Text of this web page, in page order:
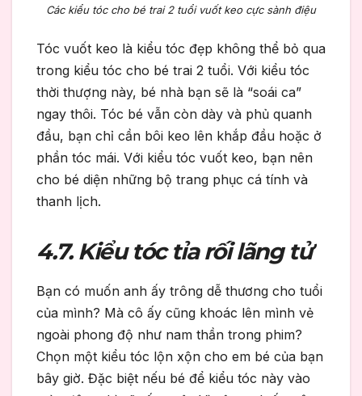
Các kiểu tóc cho bé trai 2 tuổi vuốt keo cực sành điệu
Tóc vuốt keo là kiểu tóc đẹp không thể bỏ qua
trong kiểu tóc cho bé trai 2 tuổi. Với kiểu tóc
thời thượng này, bé nhà bạn sẽ là “soái ca”
ngay thôi. Tóc bé vẫn còn dày và phủ quanh
đầu, bạn chỉ cần bôi keo lên khắp đầu hoặc ở
phần tóc mái. Với kiểu tóc vuốt keo, bạn nên
cho bé diện những bộ trang phục cá tính và
thanh lịch.
4.7. Kiểu tóc tỉa rối lãng tử
Bạn có muốn anh ấy trông dễ thương cho tuổi
của mình? Mà cô ấy cũng khoác lên mình vẻ
ngoài phong độ như nam thần trong phim?
Chọn một kiểu tóc lộn xộn cho em bé của bạn
bây giờ. Đặc biệt nếu bé để kiểu tóc này vào